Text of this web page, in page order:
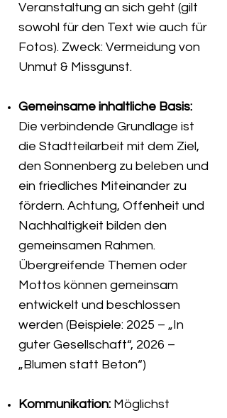
Veranstaltung an sich geht (gilt
sowohl für den Text wie auch für
Fotos). Zweck: Vermeidung von
Unmut & Missgunst.
Gemeinsame inhaltliche Basis:
Die verbindende Grundlage ist
die Stadtteilarbeit mit dem Ziel,
den Sonnenberg zu beleben und
ein friedliches Miteinander zu
fördern. Achtung, Offenheit und
Nachhaltigkeit bilden den
gemeinsamen Rahmen.
Übergreifende Themen oder
Mottos können gemeinsam
entwickelt und beschlossen
werden (Beispiele: 2025 – „In
guter Gesellschaft“, 2026 –
„Blumen statt Beton“)
Kommunikation: Möglichst